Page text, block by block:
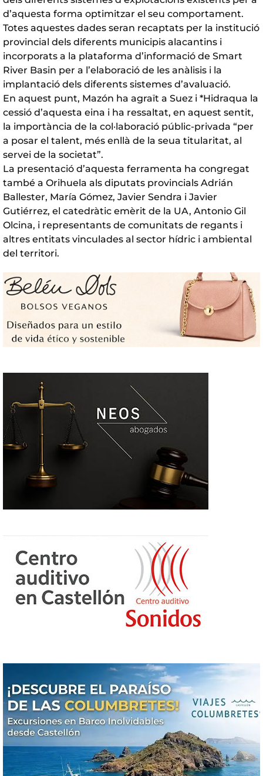
d’aquesta forma optimitzar el seu comportament.
Totes aquestes dades seran recaptats per la institució
provincial dels diferents municipis alacantins i
incorporats a la plataforma d’informació de Smart
River Basin per a l’elaboració de les anàlisis i la
implantació dels diferents sistemes d’avaluació.
En aquest punt, Mazón ha agraït a Suez i *Hidraqua la
cessió d’aquesta eina i ha ressaltat, en aquest sentit,
la importància de la col·laboració públic-privada “per
a posar el talent, més enllà de la seua titularitat, al
servei de la societat”.
La presentació d’aquesta ferramenta ha congregat
també a Orihuela als diputats provincials Adrián
Ballester, María Gómez, Javier Sendra i Javier
Gutiérrez, el catedràtic emèrit de la UA, Antonio Gil
Olcina, i representants de comunitats de regants i
altres entitats vinculades al sector hídric i ambiental
del territori.